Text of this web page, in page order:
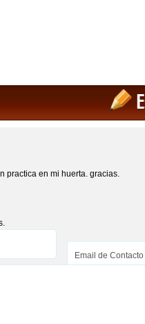
practica en mi huerta. gracias.